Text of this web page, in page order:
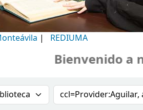
| REDIUMA
Bienvenido a
por:Buscar en el